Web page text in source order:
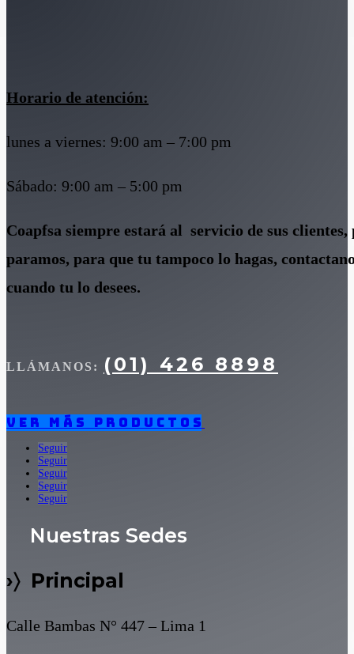
Horario de atención:
lunes a viernes: 9:00 am – 7:00 pm
Sábado: 9:00 am – 5:00 pm
Coapfsa siempre estará al servicio de sus clientes,
paramos, para que tu tampoco lo hagas,
cuando tu lo desees.
LLÁMANOS: (01) 426 8898
Ver más productos
Seguir
Seguir
Seguir
Seguir
Seguir
Nuestras Sedes
›〉 Principal
Calle Bambas N° 447 – Lima 1